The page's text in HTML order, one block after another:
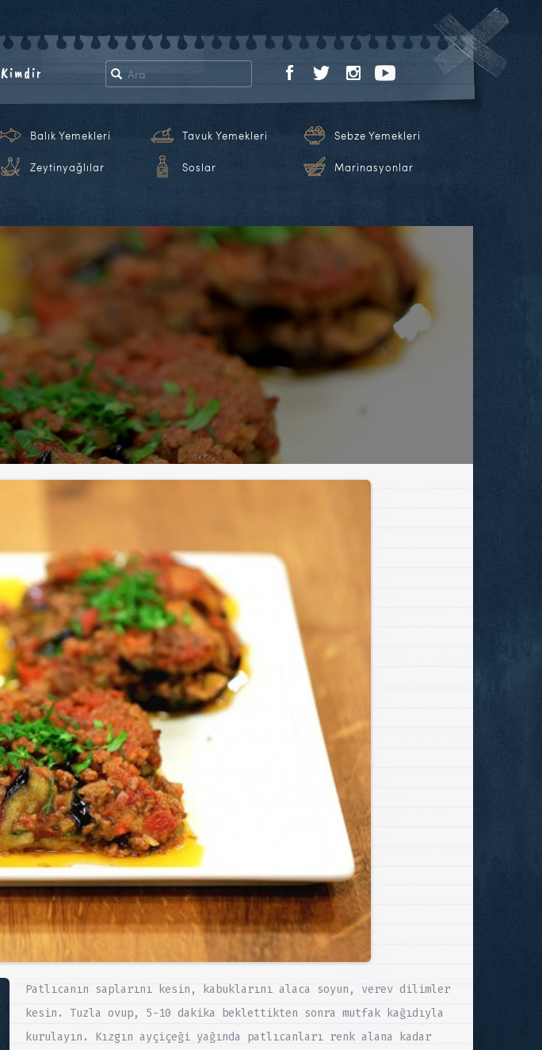
Kimdir
Balık Yemekleri Tavuk Yemekleri Sebze Yemekleri
Zeytinyağlılar Soslar Marinasyonlar
Patlıcanın saplarını kesin, kabuklarını alaca soyun, verev dilimler
kesin. Tuzla ovup, 5-10 dakika beklettikten sonra mutfak kağıdıyla
kurulayın. Kızgın ayçiçeği yağında patlıcanları renk alana kadar